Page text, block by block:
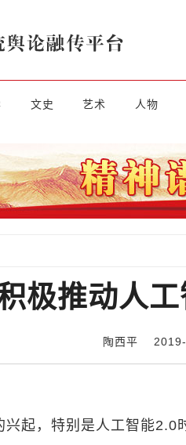
文史 艺术 人物
极推动人
陶西平
起，特别是人工智能2.0